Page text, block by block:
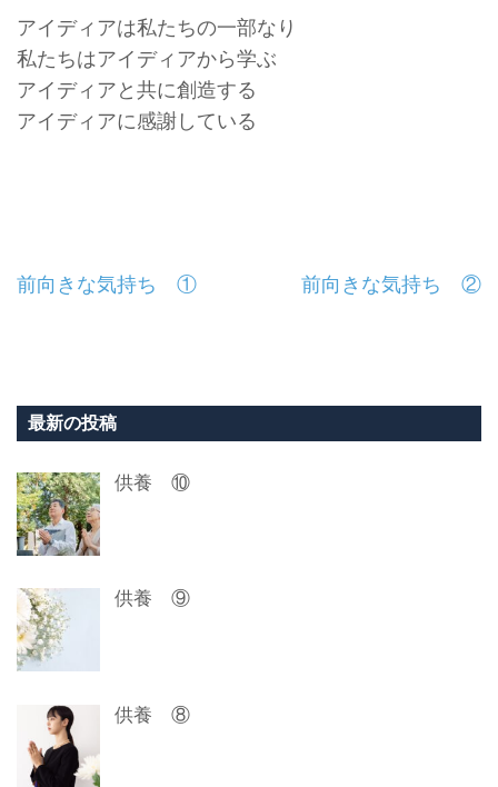
アイディアは私たちの一部なり
私たちはアイディアから学ぶ
アイディアと共に創造する
アイディアに感謝している
投
ビ
ー
シ
ョ
ン
前向きな気持ち ① 前向きな気持ち ②
最新の投稿
供養 ⑩
供養 ⑨
供養 ⑧